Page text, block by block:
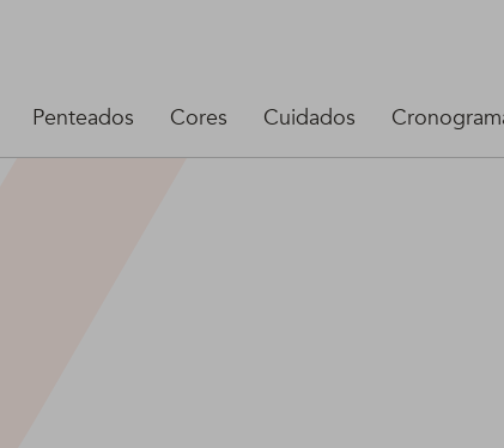
Penteados Cores Cuidados